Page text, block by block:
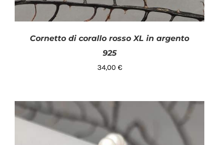
Cornetto di corallo rosso XL in argento
925
34,00 €